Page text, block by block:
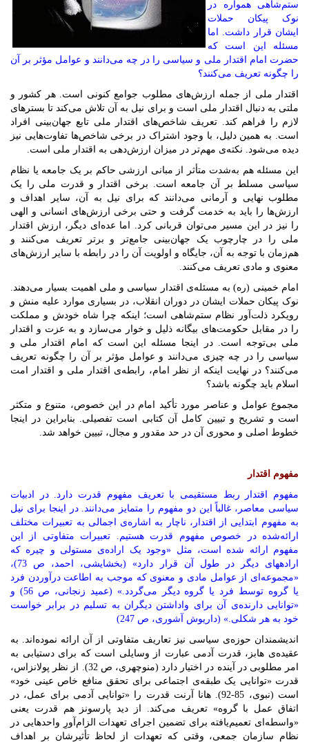
ستم‌‌شاهی همواره در
نوک پیکان حملات
ایشان قرار داشت. اما
مسئله این است که
حضرت امام اقتدار ملی و سیاسی را در چه می‌‏دانند و عوامل مؤثر بر آن
را چگونه تعریف می‏‌کنند؟
اقتدار ملی از جمله ارزش‌‌های مطلوب جوامع کنونی است. هر کشور و
ملتی به دنبال اقتدار ملی است و برای نیل به آن تلاش می‌‌کند تا بسترهای
لازم را فراهم کند. تعریف شاخص‌‌های اقتدار ملی تابع جهان‌‌بینی افراد
است. به همین دلیل، با وجود اشتراک در برخی شاخص‌‌ها تفاوت‌‌هایی نیز
دیده می‌شود. نکته‌‌ی مهم‌تر در میزان ارزش‌‌دهی به اقتدار ملی است.
این مسئله هم به‌شدت متأثر از مبانی ارزشی حاکم بر یک جامعه یا نظام
سیاسی مسلط بر آن جامعه است. برخی اقتدار و قدرت ملی را یک
مطلوب نهایی و آرمانی می‌دانند که برای نیل به آن، سایر اهداف و
ارزش‌ها را باید به خدمت گرفت و حتی برخی ارزش‌‌های انسانی و الهی
را نیز در این مسیر می‌‌توان قربانی کرد. اما عده‌ای دیگر، ارزش اقتدار
ملی را در چارچوب یک جهان‌‌بینی جامع‌‌تر و برتر تعریف می‌‌کنند و
هم‌زمان با توجه به آن، جایگاه و اولویت آن را در رابطه با سایر ارزش‌‌های
معنوی و مادی تعریف می‌‌کنند.
امام خمینی (ره) به مسئله‌‌ی اقتدار سیاسی و ملی اهمیت بسیار می‌‌دهند.
نوک پیکان حملات ایشان در دوران انقلاب، در بسیاری موارد علیه منش و
رویکرد ذلت‌آور نظام ستم‌شاهی است؛ اینکه چرا شاه خودش و مملکت
را در مقابل حکومت‌‌های بیگانه ذلیل و خوار می‌سازد و به عزت و اقتدار
ملی بی‌‌توجه است. در اینجا مسئله این است که امام اقتدار ملی و
سیاسی را در چه چیزی می‌دانند و عوامل مؤثر بر آن را چگونه تعریف
می‌‌کنند؟ در نهایت اینکه از نظر امام، رابطه‌ی اقتدار ملی و اقتدار امت
اسلام باید چگونه باشد؟
مجموع عوامل و عناصر مورد تأکید امام در این خصوص، متنوع و متکثر
است و تشریح و تبیین کامل آن کتابی است تفصیلی. بنابراین در اینجا
خطوط اصلی و محوری آن در حد مقدور و مجال، تبیین خواهد شد.
مفهوم اقتدار
مفهوم اقتدار ربط مستقیمی با تعریف مفهوم قدرت دارد. در ادبیات
سیاسی معاصر، غالباً این دو مفهوم را متمایز می‌دانند. در اینجا برای نیل
به مفهوم ابتدایی از اقتدار، ناچار به اشاره‌ی اجمالی به تعبیرات مختلف
ارائه‌شده در خصوص مفهوم قدرت هستیم. تعبیرات متفاوتی از این
مفهوم ارائه شده است، مثل «وجود یک اراده‌‌ی مستولى و چیره که
اراده‏هاى دیگر در طول آن قرار دارد» (بخشایشى، احمد، ص 73)،
«مجموعه‌‏اى از عوامل مادى و معنوى که موجب به‏ اطاعت درآوردن فرد
یا گروه توسط فرد یا گروه دیگر مى‌‏گردد.» (عمید زنجانى، ص 56) و
«توانایى دارنده‌‌ی آن براى واداشتن دیگران به تسلیم در برابر خواست
خود به ‏هر شکلى.» (داریوش آشورى، ص 247)
اندیشمندان حوزه‌ی سیاسی نیز تعاریف متفاوتی از آن ارائه نموده‌اند. به
عقیده‌ی هابز، قدرت آدمی عبارت از وسایلی است که برای دستیابی به
امر مطلوبی در آینده در اختیار دارد (منوچهری، ص 32). از نظر پولانزاس،
قدرت «توانایی یک طبقه‌ی اجتماعی برای تحقق منافع خاص عینی خود»
است (نبوی، 85-92). هانا آرنت قدرت را «توانایی آدمی برای عمل، در
اتفاق عمل با گروه» تعریف می‌کند. از دید پارسونز هم قدرت یعنی
«واسطه‌ای تعمیم‌یافته برای تضمین اجرای تعهدات الزام‌آورِ واحدهایی در
نظام سازمان جمعی، وقتی که تعهدات از لحاظ تأثیرشان بر اهداف